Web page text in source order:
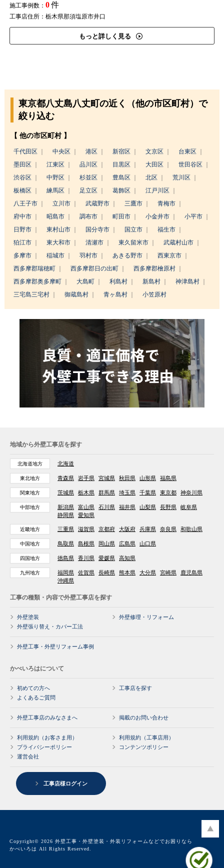
施工事例数： 0件
工事店住所：栃木県那須塩原市井口
もっと詳しく見る
東京都八丈島八丈町の近く（他の市区町村）で
絞り込む
【 他の市区町村 】
千代田区 中央区 港区 新宿区 文京区
台東区
墨田区
江東区 品川区 目黒区 大田区
世田谷区
渋谷区
中野区 杉並区 豊島区 北区
荒川区
板橋区
練馬区 足立区 葛飾区
江戸川区
八王子市
立川市 武蔵野市 三鷹市
青梅市
府中市
昭島市 調布市 町田市 小金井市
小平市
日野市
東村山市 国分寺市 国立市
福生市
狛江市
東大和市 清瀬市 東久留米市
武蔵村山市
多摩市
稲城市 羽村市 あきる野市
西東京市
西多摩郡瑞穂町
西多摩郡日の出町
西多摩郡檜原村
西多摩郡奥多摩町
大島町 利島村 新島村
神津島村
三宅島三宅村
御蔵島村 青ヶ島村 小笠原村
地域から外壁工事店を探す
北海道地方 北海道
東北地方 青森県 岩手県 宮城県 秋田県 山形県 福島県
関東地方 茨城県 栃木県 群馬県 埼玉県 千葉県 東京都 神奈川県
中部地方 新潟県 富山県 石川県 福井県 山梨県 長野県
岐阜県
静岡県
愛知県
近畿地方 三重県 滋賀県 京都府 大阪府 兵庫県 奈良県 和歌山県
中国地方 鳥取県 島根県 岡山県 広島県 山口県
四国地方 徳島県 香川県 愛媛県 高知県
九州地方 福岡県 佐賀県 長崎県 熊本県 大分県 宮崎県
鹿児島県
沖縄県
工事の種類・内容で外壁工事店を探す
外壁塗装
外壁修理・リフォーム
外壁張り替え・カバー工法
外壁工事・外壁リフォーム事例
かべいろはについて
初めての方へ
工事店を探す
よくあるご質問
外壁工事店のみなさまへ 掲載のお問い合わせ
利用規約（お客さま用）
利用規約（工事店用）
プライバシーポリシー
コンテンツポリシー
運営会社
工事店様ログイン
Copyright© 2026 外壁工事・外壁塗装・外装リフォームなどでお困りなら
かべいろは All Rights Reserved.